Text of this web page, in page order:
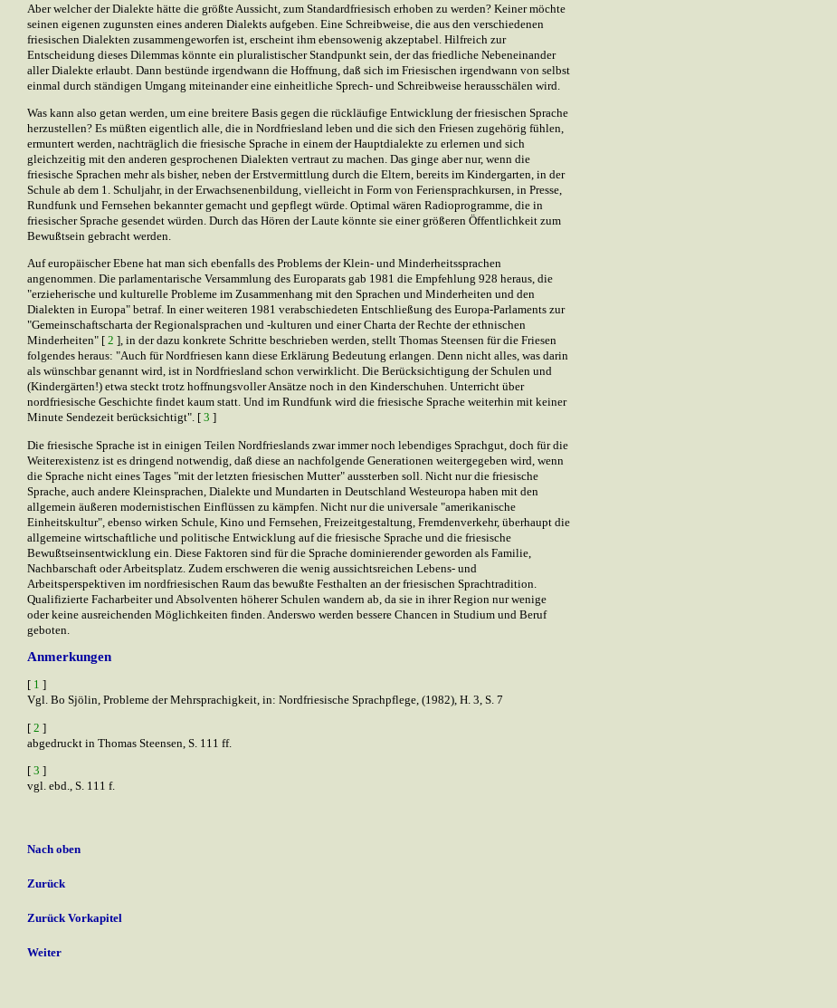
Aber welcher der Dialekte hätte die größte Aussicht, zum Standardfriesisch erhoben zu werden? Keiner möchte
seinen eigenen zugunsten eines anderen Dialekts aufgeben. Eine Schreibweise, die aus den verschiedenen
friesischen Dialekten zusammengeworfen ist, erscheint ihm ebensowenig akzeptabel. Hilfreich zur
Entscheidung dieses Dilemmas könnte ein pluralistischer Standpunkt sein, der das friedliche Nebeneinander
aller Dialekte erlaubt. Dann bestünde irgendwann die Hoffnung, daß sich im Friesischen irgendwann von selbst
einmal durch ständigen Umgang miteinander eine einheitliche Sprech- und Schreibweise herausschälen wird.
Was kann also getan werden, um eine breitere Basis gegen die rückläufige Entwicklung der friesischen Sprache
herzustellen? Es müßten eigentlich alle, die in Nordfriesland leben und die sich den Friesen zugehörig fühlen,
ermuntert werden, nachträglich die friesische Sprache in einem der Hauptdialekte zu erlernen und sich
gleichzeitig mit den anderen gesprochenen Dialekten vertraut zu machen. Das ginge aber nur, wenn die
friesische Sprachen mehr als bisher, neben der Erstvermittlung durch die Eltern, bereits im Kindergarten, in der
Schule ab dem 1. Schuljahr, in der Erwachsenenbildung, vielleicht in Form von Feriensprachkursen, in Presse,
Rundfunk und Fernsehen bekannter gemacht und gepflegt würde. Optimal wären Radioprogramme, die in
friesischer Sprache gesendet würden. Durch das Hören der Laute könnte sie einer größeren Öffentlichkeit zum
Bewußtsein gebracht werden.
Auf europäischer Ebene hat man sich ebenfalls des Problems der Klein- und Minderheitssprachen
angenommen. Die parlamentarische Versammlung des Europarats gab 1981 die Empfehlung 928 heraus, die
"erzieherische und kulturelle Probleme im Zusammenhang mit den Sprachen und Minderheiten und den
Dialekten in Europa" betraf. In einer weiteren 1981 verabschiedeten Entschließung des Europa-Parlaments zur
"Gemeinschaftscharta der Regionalsprachen und -kulturen und einer Charta der Rechte der ethnischen
Minderheiten" [ 2 ], in der dazu konkrete Schritte beschrieben werden, stellt Thomas Steensen für die Friesen
folgendes heraus: "Auch für Nordfriesen kann diese Erklärung Bedeutung erlangen. Denn nicht alles, was darin
als wünschbar genannt wird, ist in Nordfriesland schon verwirklicht. Die Berücksichtigung der Schulen und
(Kindergärten!) etwa steckt trotz hoffnungsvoller Ansätze noch in den Kinderschuhen. Unterricht über
nordfriesische Geschichte findet kaum statt. Und im Rundfunk wird die friesische Sprache weiterhin mit keiner
Minute Sendezeit berücksichtigt". [ 3 ]
Die friesische Sprache ist in einigen Teilen Nordfrieslands zwar immer noch lebendiges Sprachgut, doch für die
Weiterexistenz ist es dringend notwendig, daß diese an nachfolgende Generationen weitergegeben wird, wenn
die Sprache nicht eines Tages "mit der letzten friesischen Mutter" aussterben soll. Nicht nur die friesische
Sprache, auch andere Kleinsprachen, Dialekte und Mundarten in Deutschland Westeuropa haben mit den
allgemein äußeren modernistischen Einflüssen zu kämpfen. Nicht nur die universale "amerikanische
Einheitskultur", ebenso wirken Schule, Kino und Fernsehen, Freizeitgestaltung, Fremdenverkehr, überhaupt die
allgemeine wirtschaftliche und politische Entwicklung auf die friesische Sprache und die friesische
Bewußtseinsentwicklung ein. Diese Faktoren sind für die Sprache dominierender geworden als Familie,
Nachbarschaft oder Arbeitsplatz. Zudem erschweren die wenig aussichtsreichen Lebens- und
Arbeitsperspektiven im nordfriesischen Raum das bewußte Festhalten an der friesischen Sprachtradition.
Qualifizierte Facharbeiter und Absolventen höherer Schulen wandern ab, da sie in ihrer Region nur wenige
oder keine ausreichenden Möglichkeiten finden. Anderswo werden bessere Chancen in Studium und Beruf
geboten.
Anmerkungen
[ 1 ]
Vgl. Bo Sjölin, Probleme der Mehrsprachigkeit, in: Nordfriesische Sprachpflege, (1982), H. 3, S. 7
[ 2 ]
abgedruckt in Thomas Steensen, S. 111 ff.
[ 3 ]
vgl. ebd., S. 111 f.
Nach oben
Zurück
Zurück Vorkapitel
Weiter